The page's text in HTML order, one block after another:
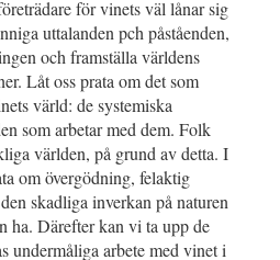
för vinets väl lånar sig
uttalanden pch påståenden,
och framställa världens
Låt oss prata om det som
värld: de systemiska
som arbetar med dem. Folk
världen, på grund av detta. I
om övergödning, felaktig
skadliga inverkan på naturen
ha. Därefter kan vi ta upp de
undermåliga arbete med vinet i